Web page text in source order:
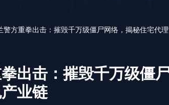
警方重拳出击：摧毁千万级僵尸网络，揭秘住宅代
出击：摧毁千万级僵
业链